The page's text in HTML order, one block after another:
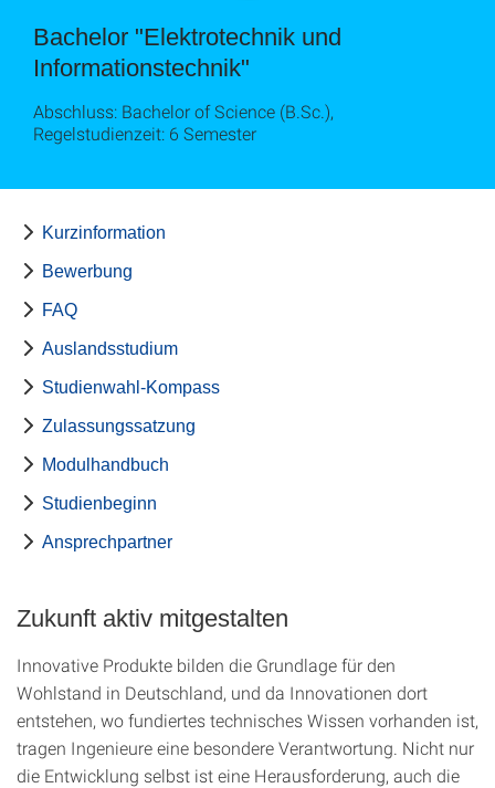
Bachelor "Elektrotechnik und
Informationstechnik"
Abschluss: Bachelor of Science (B.Sc.),
Regelstudienzeit: 6 Semester
Kurzinformation
Bewerbung
FAQ
Auslandsstudium
Studienwahl-Kompass
Zulassungssatzung
Modulhandbuch
Studienbeginn
Ansprechpartner
Zukunft aktiv mitgestalten
Innovative Produkte bilden die Grundlage für den
Wohlstand in Deutschland, und da Innovationen dort
entstehen, wo fundiertes technisches Wissen vorhanden ist,
tragen Ingenieure eine besondere Verantwortung. Nicht nur
die Entwicklung selbst ist eine Herausforderung, auch die